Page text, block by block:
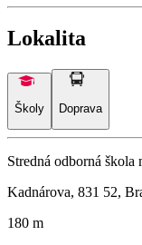
Lokalita
Školy Doprava
Stredná odborná
Kadnárova, 831 52,
180 m